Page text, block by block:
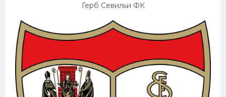
Герб Севильи ФК